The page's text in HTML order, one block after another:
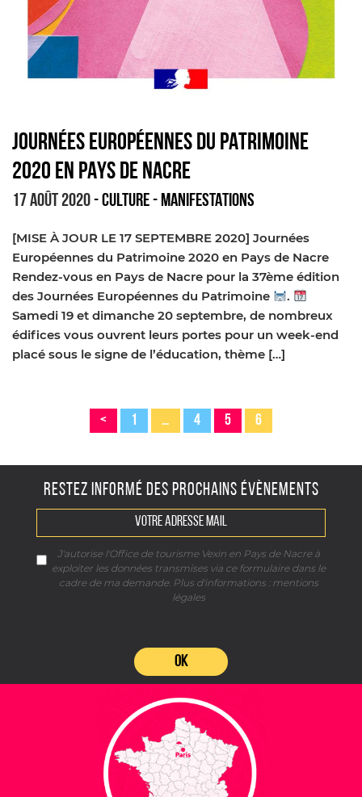
JOURNÉES EUROPÉENNES DU PATRIMOINE
2020 EN PAYS DE NACRE
17 AOÛT 2020- CULTURE- MANIFESTATIONS
[MISE À JOUR LE 17 SEPTEMBRE 2020] Journées
Européennes du Patrimoine 2020 en Pays de Nacre
Rendez-vous en Pays de Nacre pour la 37ème édition
des Journées Européennes du Patrimoine
.
Samedi 19 et dimanche 20 septembre, de nombreux
édifices vous ouvrent leurs portes pour un week-end
placé sous le signe de l’éducation, thème […]
< 1 … 4 5 6
RESTEZ INFORMÉ DES PROCHAINS ÉVÈNEMENTS
J'autorise l'Office de tourisme Vexin en Pays de Nacre à
exploiter les données transmises via ce formulaire dans le
cadre de ma demande. Plus d'informations : mentions
légales
OK